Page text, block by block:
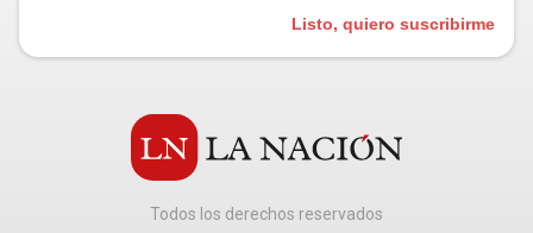
Listo, quiero suscribirme
Todos los derechos reservados